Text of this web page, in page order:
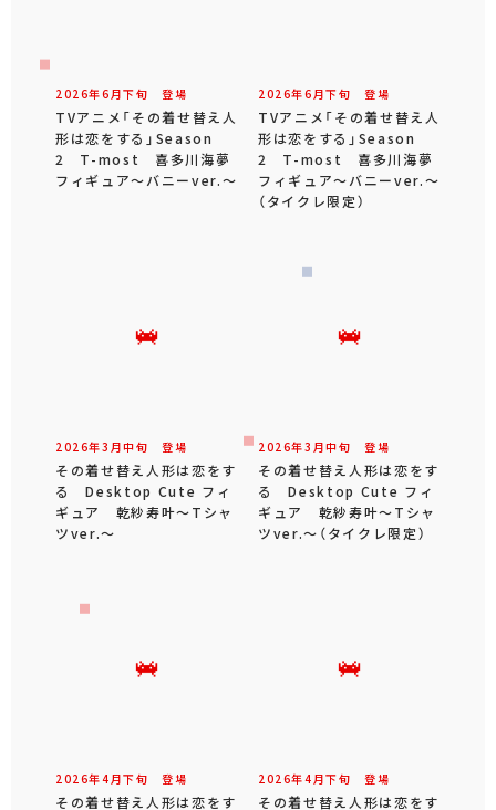
2026年6 月下旬 登場
TVアニメ「その着せ替え人
形は恋をする」Season
2 T-most 喜多川海夢
フィギュア～バニーver.～
2026年6 月下旬 登場
TVアニメ「その着せ替え人
形は恋をする」Season
2 T-most 喜多川海夢
フィギュア～バニーver.～
（タイクレ限定）
2026年3 月中旬 登場
その着せ替え人形は恋をす
る Desktop Cute フィ
ギュア 乾紗寿叶～Tシャ
ツver.～
2026年3 月中旬 登場
その着せ替え人形は恋をす
る Desktop Cute フィ
ギュア 乾紗寿叶～Tシャ
ツver.～（タイクレ限定）
2026年4 月下旬 登場
その着せ替え人形は恋をす
2026年4 月下旬 登場
その着せ替え人形は恋をす